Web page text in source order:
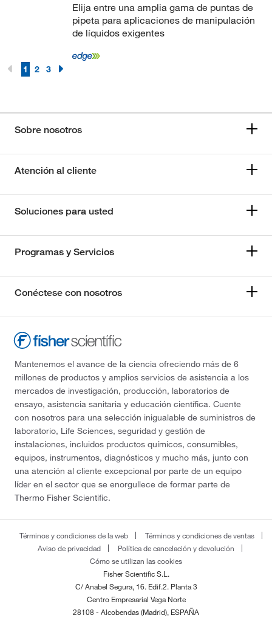
Elija entre una amplia gama de puntas de
pipeta para aplicaciones de manipulación
de líquidos exigentes
1 2 3
Sobre nosotros
Atención al cliente
Soluciones para usted
Programas y Servicios
Conéctese con nosotros
Mantenemos el avance de la ciencia ofreciendo más de 6
millones de productos y amplios servicios de asistencia a los
mercados de investigación, producción, laboratorios de
ensayo, asistencia sanitaria y educación científica. Cuente
con nosotros para una selección inigualable de suministros de
laboratorio, Life Sciences, seguridad y gestión de
instalaciones, incluidos productos químicos, consumibles,
equipos, instrumentos, diagnósticos y mucho más, junto con
una atención al cliente excepcional por parte de un equipo
líder en el sector que se enorgullece de formar parte de
Thermo Fisher Scientific.
Términos y condiciones de la web
Términos y condiciones de ventas
Aviso de privacidad
Política de cancelación y devolución
Cómo se utilizan las cookies
Fisher Scientific S.L.
C/ Anabel Segura, 16. Edif.2. Planta 3
Centro Empresarial Vega Norte
28108 - Alcobendas (Madrid), ESPAÑA